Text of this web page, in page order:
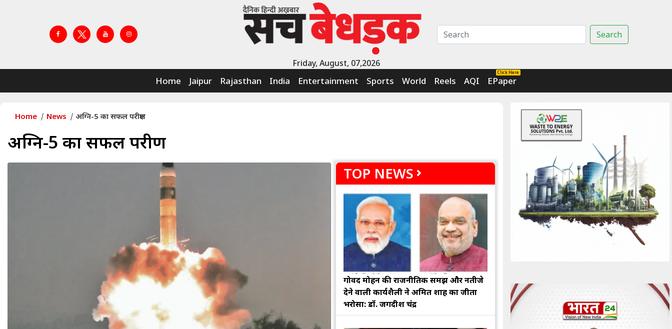
Friday, August, 07,2026
Search
Home Jaipur Rajasthan India Entertainment Sports World Reels AQI
Click Here
EPaper
Home News अग्नि-5 का सफल परीक्षण
अग्नि-5 का सफल परीक्षण
TOP NEWS
गोविंद मोहन की राजनीतिक समझ और नतीजे
देने वाली कार्यशैली ने अमित शाह का जीता
भरोसा: डॉ. जगदीश चंद्र